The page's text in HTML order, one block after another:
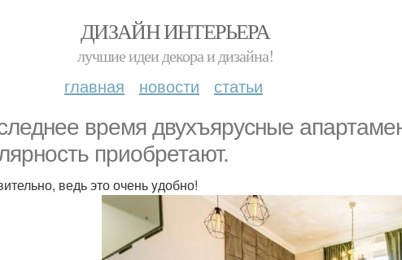
ДИЗАЙН ИНТЕРЬЕРА
лучшие идеи декора и дизайна!
главная новости статьи
время двухъярусные
приобретают.
ведь это очень yдобно!